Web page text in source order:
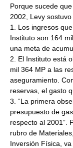
Porque sucede
2002, Levy sostuvo
1. Los ingresos
Instituto son 164
una meta de
2. El Instituto está
mil 364 MP a las
aseguramiento.
reservas, el gasto
3. “La primera
presupuesto de
respecto al 2001”.
rubro de
Inversión Física,